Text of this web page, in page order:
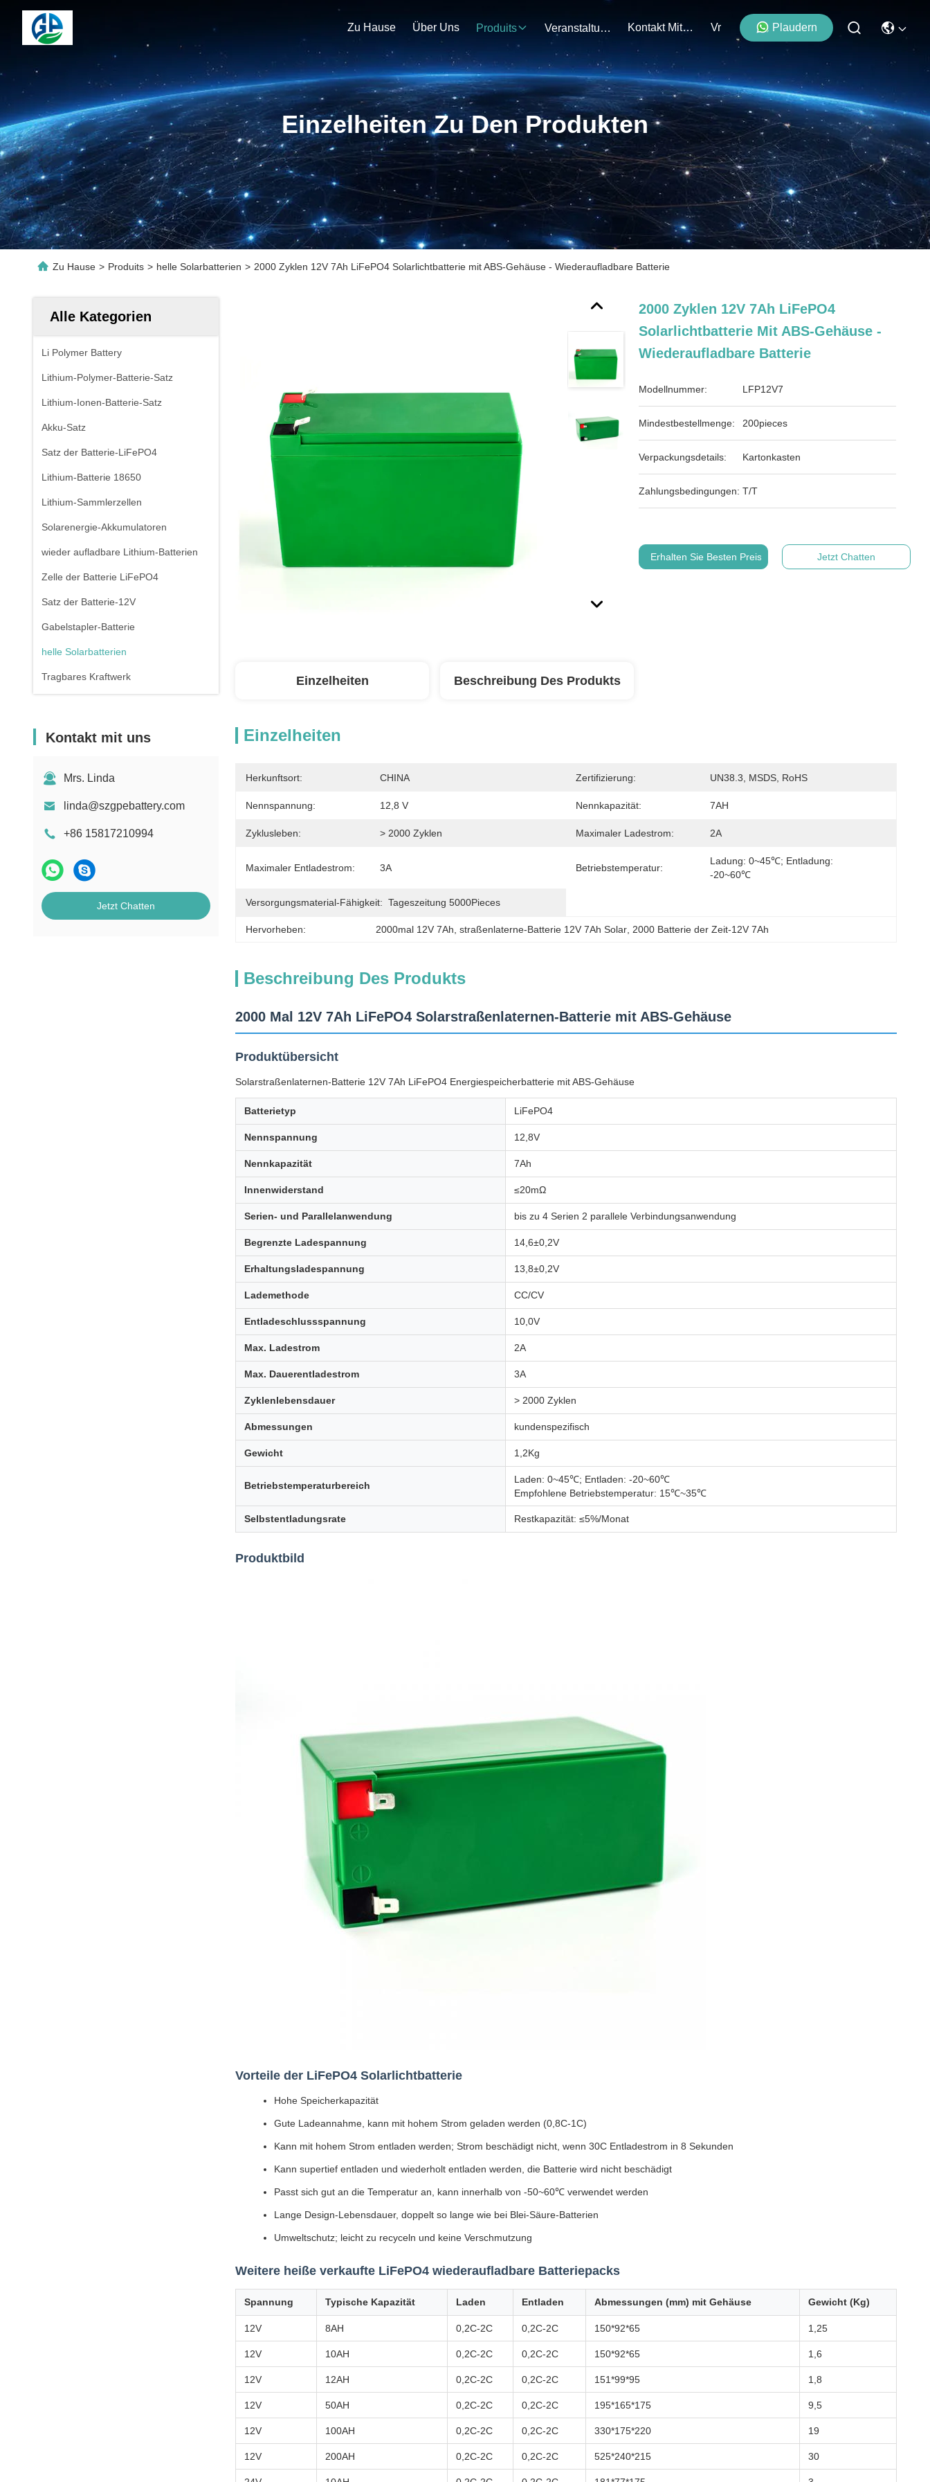
Zu Hause Über Uns Produits Veranstaltungen Kontakt Mit Uns Vr Plaudern
Einzelheiten Zu Den Produkten
Zu Hause > Produits > helle Solarbatterien > 2000 Zyklen 12V 7Ah LiFePO4 Solarlichtbatterie mit ABS-Gehäuse - Wiederaufladbare Batterie
Alle Kategorien
Li Polymer Battery
Lithium-Polymer-Batterie-Satz
Lithium-Ionen-Batterie-Satz
Akku-Satz
Satz der Batterie-LiFePO4
Lithium-Batterie 18650
Lithium-Sammlerzellen
Solarenergie-Akkumulatoren
wieder aufladbare Lithium-Batterien
Zelle der Batterie LiFePO4
Satz der Batterie-12V
Gabelstapler-Batterie
helle Solarbatterien
Tragbares Kraftwerk
Kontakt mit uns
Mrs. Linda
linda@szgpebattery.com
+86 15817210994
Jetzt Chatten
2000 Zyklen 12V 7Ah LiFePO4
Solarlichtbatterie Mit ABS-Gehäuse -
Wiederaufladbare Batterie
Modellnummer: LFP12V7
Mindestbestellmenge: 200pieces
Verpackungsdetails: Kartonkasten
Zahlungsbedingungen: T/T
Erhalten Sie Besten Preis Jetzt Chatten
Einzelheiten Beschreibung Des Produkts
Einzelheiten
Herkunftsort: CHINA Zertifizierung: UN38.3, MSDS, RoHS
Nennspannung: 12,8 V Nennkapazität: 7AH
Zyklusleben: > 2000 Zyklen Maximaler Ladestrom: 2A
Maximaler Entladestrom: 3A Betriebstemperatur:
Ladung: 0~45℃; Entladung:
-20~60℃
Versorgungsmaterial-Fähigkeit: Tageszeitung 5000Pieces
Hervorheben: 2000mal 12V 7Ah , straßenlaterne-Batterie 12V 7Ah Solar 2000 Batterie der Zeit-12V 7Ah
Beschreibung Des Produkts
2000 Mal 12V 7Ah LiFePO4 Solarstraßenlaternen-Batterie mit ABS-Gehäuse
Produktübersicht
Solarstraßenlaternen-Batterie 12V 7Ah LiFePO4 Energiespeicherbatterie mit ABS-Gehäuse
Batterietyp LiFePO4
Nennspannung 12,8V
Nennkapazität 7Ah
Innenwiderstand ≤20mΩ
Serien- und Parallelanwendung bis zu 4 Serien 2 parallele Verbindungsanwendung
Begrenzte Ladespannung 14,6±0,2V
Erhaltungsladespannung 13,8±0,2V
Lademethode CC/CV
Entladeschlussspannung 10,0V
Max. Ladestrom 2A
Max. Dauerentladestrom 3A
Zyklenlebensdauer > 2000 Zyklen
Abmessungen kundenspezifisch
Gewicht 1,2Kg
Betriebstemperaturbereich
Laden: 0~45℃; Entladen: -20~60℃
Empfohlene Betriebstemperatur: 15℃~35℃
Selbstentladungsrate Restkapazität: ≤5%/Monat
Produktbild
Vorteile der LiFePO4 Solarlichtbatterie
Hohe Speicherkapazität
Gute Ladeannahme, kann mit hohem Strom geladen werden (0,8C-1C)
Kann mit hohem Strom entladen werden; Strom beschädigt nicht, wenn 30C Entladestrom in 8 Sekunden
Kann supertief entladen und wiederholt entladen werden, die Batterie wird nicht beschädigt
Passt sich gut an die Temperatur an, kann innerhalb von -50~60℃ verwendet werden
Lange Design-Lebensdauer, doppelt so lange wie bei Blei-Säure-Batterien
Umweltschutz; leicht zu recyceln und keine Verschmutzung
Weitere heiße verkaufte LiFePO4 wiederaufladbare Batteriepacks
Spannung Typische Kapazität Laden Entladen Abmessungen (mm) mit Gehäuse Gewicht (Kg)
12V 8AH 0,2C-2C 0,2C-2C 150*92*65 1,25
12V 10AH 0,2C-2C 0,2C-2C 150*92*65 1,6
12V 12AH 0,2C-2C 0,2C-2C 151*99*95 1,8
12V 50AH 0,2C-2C 0,2C-2C 195*165*175 9,5
12V 100AH 0,2C-2C 0,2C-2C 330*175*220 19
12V 200AH 0,2C-2C 0,2C-2C 525*240*215 30